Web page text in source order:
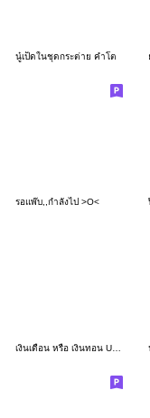
นู๋เป็ดในชุดกระต่าย คำโต
รอแพ๊บ,,กำลังไป >O<